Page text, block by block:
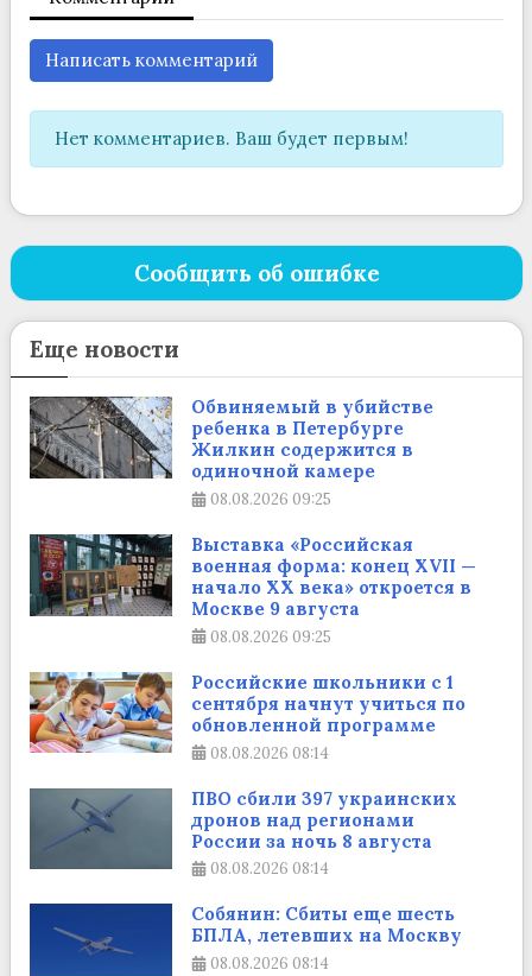
Написать комментарий
Нет комментариев. Ваш будет первым!
Сообщить об ошибке
Еще новости
Обвиняемый в убийстве
ребенка в Петербурге
Жилкин содержится в
одиночной камере
08.08.2026 09:25
Выставка «Российская
военная форма: конец XVII —
начало XX века» откроется в
Москве 9 августа
08.08.2026 09:25
Российские школьники с 1
сентября начнут учиться по
обновленной программе
08.08.2026 08:14
ПВО сбили 397 украинских
дронов над регионами
России за ночь 8 августа
08.08.2026 08:14
Собянин: Сбиты еще шесть
БПЛА, летевших на Москву
08.08.2026 08:14